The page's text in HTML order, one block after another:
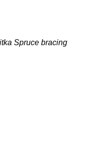
Spruce bracing